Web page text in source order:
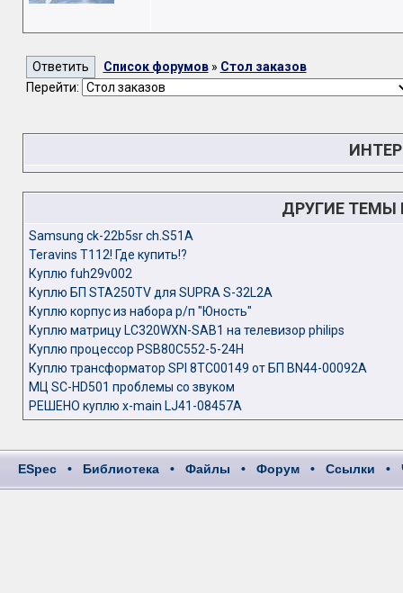
Список форумов» Стол заказов
Перейти:
ДРУГИЕ ТЕМЫ
Samsung ck-22b5sr ch.S51A
Teravins T112! Где купить!?
Куплю fuh29v002
Куплю БП STA250TV для SUPRA S-32L2A
Куплю корпус из набора р/п "Юность"
Куплю матрицу LC320WXN-SAB1 на телевизор philips
Куплю процессор PSB80C552-5-24H
Куплю трансформатор SPI 8TC00149 от БП BN44-00092A
МЦ SC-HD501 проблемы со звуком
РЕШЕНО куплю x-main LJ41-08457A
ESpec • Библиотека • Файлы • Форум • Ссылки •